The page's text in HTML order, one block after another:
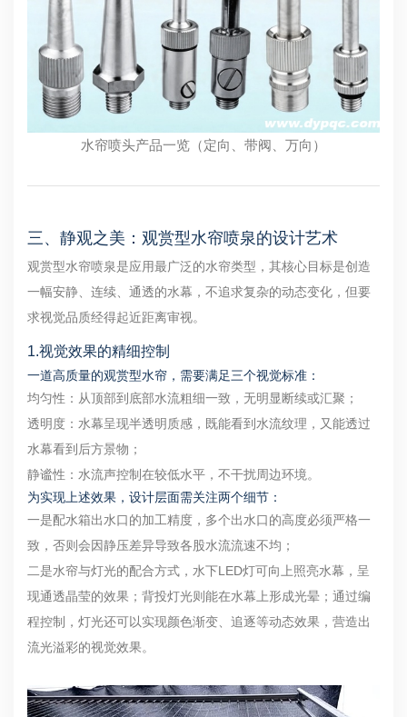
水帘喷头产品一览（定向、带阀、万向）
三、静观之美：观赏型水帘喷泉的设计艺术
观赏型水帘喷泉是应用最广泛的水帘类型，其核心目标是创造
一幅安静、连续、通透的水幕，不追求复杂的动态变化，但要
求视觉品质经得起近距离审视。
1.视觉效果的精细控制
一道高质量的观赏型水帘，需要满足三个视觉标准：
均匀性：从顶部到底部水流粗细一致，无明显断续或汇聚；
透明度：水幕呈现半透明质感，既能看到水流纹理，又能透过
水幕看到后方景物；
静谧性：水流声控制在较低水平，不干扰周边环境。
为实现上述效果，设计层面需关注两个细节：
一是配水箱出水口的加工精度，多个出水口的高度必须严格一
致，否则会因静压差异导致各股水流流速不均；
二是水帘与灯光的配合方式，水下LED灯可向上照亮水幕，呈
现通透晶莹的效果；背投灯光则能在水幕上形成光晕；通过编
程控制，灯光还可以实现颜色渐变、追逐等动态效果，营造出
流光溢彩的视觉效果。